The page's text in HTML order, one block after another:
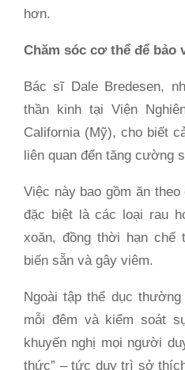
hơn.
Chăm sóc cơ thể để bảo
Bác sĩ Dale Bredesen,
thần kinh tại Viện
California (Mỹ), cho biết
liên quan đến tăng cường
Việc này bao gồm ăn
đặc biệt là các loại rau
xoăn, đồng thời hạn chế
biến sẵn và gây viêm.
Ngoài tập thể dục
mỗi đêm và kiểm soát
khuyến nghị mọi người
thức” – tức duy trì sở